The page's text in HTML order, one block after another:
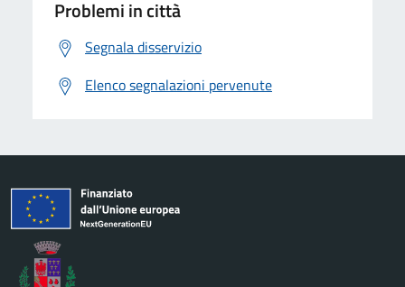
Problemi in città
Segnala disservizio
Elenco segnalazioni pervenute